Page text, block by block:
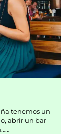
tenemos un
abrir un bar